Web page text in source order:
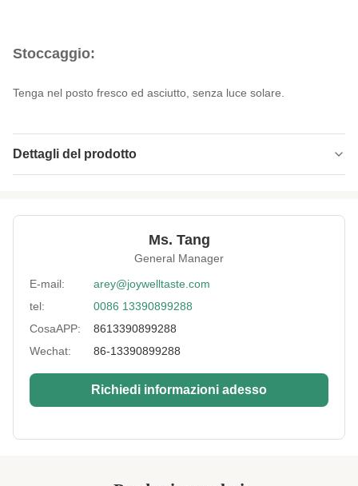
Stoccaggio:
Tenga nel posto fresco ed asciutto, senza luce solare.
Dettagli del prodotto
nel posto fresco ed asciutto
Sample: disponibili
Products Name:
Servizio di alta qualità dell'OEM dei piselli del
Borsa in serie, borsa del rivenditore, barattolo
dell'animale domestico, OEM.
High Light:
Ms. Tang
General Manager
E-mail:
arey@joywelltaste.com
tel:
0086 13390899288
CosaAPP:
8613390899288
Wechat:
86-13390899288
Richiedi informazioni adesso